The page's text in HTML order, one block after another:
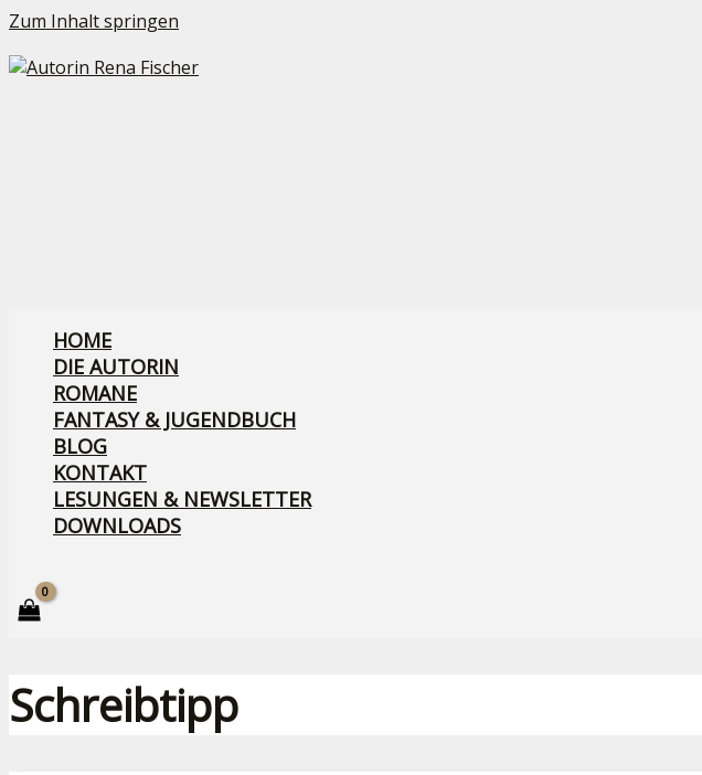
Zum Inhalt springen
HOME
DIE AUTORIN
ROMANE
FANTASY & JUGENDBUCH
BLOG
KONTAKT
LESUNGEN & NEWSLETTER
DOWNLOADS
Schreibtipp